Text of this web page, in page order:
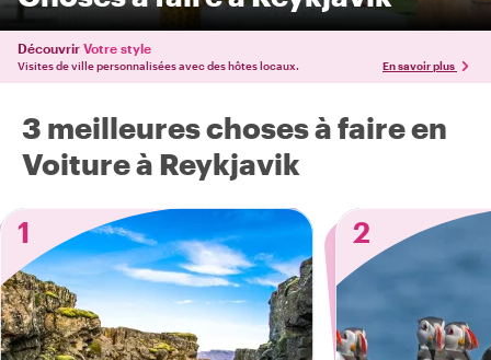
Découvrir Votre style
Visites de ville personnalisées avec des hôtes locaux. En savoir plus
3 meilleures choses à faire en
Voiture à Reykjavik
1
2